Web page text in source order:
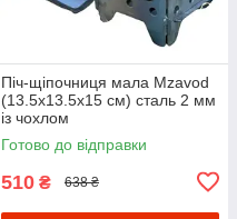
Піч-щіпочниця мала Mzavod
(13.5х13.5х15 см) сталь 2 мм
із чохлом
Готово до відправки
510 ₴ 638 ₴